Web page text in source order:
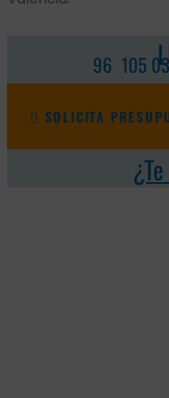
96 105
SOLICITA